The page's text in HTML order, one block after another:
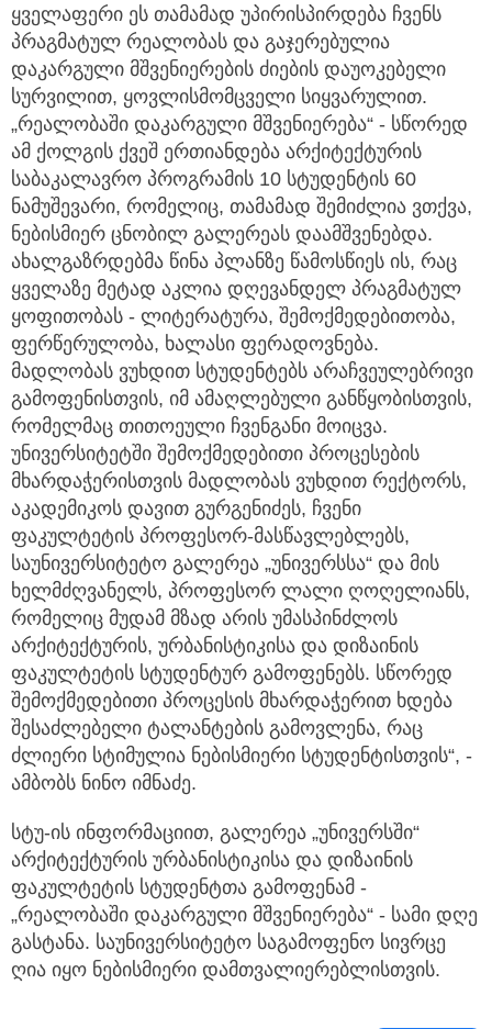
ყველაფერი ეს თამამად უპირისპირდება ჩვენს
პრაგმატულ რეალობას და გაჯერებულია
დაკარგული მშვენიერების ძიების დაუოკებელი
სურვილით, ყოვლისმომცველი სიყვარულით.
„რეალობაში დაკარგული მშვენიერება“ - სწორედ
ამ ქოლგის ქვეშ ერთიანდება არქიტექტურის
საბაკალავრო პროგრამის 10 სტუდენტის 60
ნამუშევარი, რომელიც, თამამად შემიძლია ვთქვა,
ნებისმიერ ცნობილ გალერეას დაამშვენებდა.
ახალგაზრდებმა წინა პლანზე წამოსწიეს ის, რაც
ყველაზე მეტად აკლია დღევანდელ პრაგმატულ
ყოფითობას - ლიტერატურა, შემოქმედებითობა,
ფერწერულობა, ხალასი ფერადოვნება.
მადლობას ვუხდით სტუდენტებს არაჩვეულებრივი
გამოფენისთვის, იმ ამაღლებული განწყობისთვის,
რომელმაც თითოეული ჩვენგანი მოიცვა.
უნივერსიტეტში შემოქმედებითი პროცესების
მხარდაჭერისთვის მადლობას ვუხდით რექტორს,
აკადემიკოს დავით გურგენიძეს, ჩვენი
ფაკულტეტის პროფესორ-მასწავლებლებს,
საუნივერსიტეტო გალერეა „უნივერსსა“ და მის
ხელმძღვანელს, პროფესორ ლალი ღოღელიანს,
რომელიც მუდამ მზად არის უმასპინძლოს
არქიტექტურის, ურბანისტიკისა და დიზაინის
ფაკულტეტის სტუდენტურ გამოფენებს. სწორედ
შემოქმედებითი პროცესის მხარდაჭერით ხდება
შესაძლებელი ტალანტების გამოვლენა, რაც
ძლიერი სტიმულია ნებისმიერი სტუდენტისთვის“, -
ამბობს ნინო იმნაძე.
სტუ-ის ინფორმაციით, გალერეა „უნივერსში“
არქიტექტურის ურბანისტიკისა და დიზაინის
ფაკულტეტის სტუდენტთა გამოფენამ -
„რეალობაში დაკარგული მშვენიერება“ - სამი დღე
გასტანა. საუნივერსიტეტო საგამოფენო სივრცე
ღია იყო ნებისმიერი დამთვალიერებლისთვის.